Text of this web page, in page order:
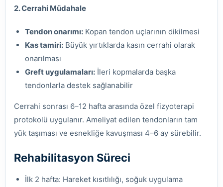
2. Cerrahi Müdahale
Tendon onarımı: Kopan tendon uçlarının dikilmesi
Kas tamiri: Büyük yırtıklarda kasın cerrahi olarak
onarılması
Greft uygulamaları: İleri kopmalarda başka
tendonlarla destek sağlanabilir
Cerrahi sonrası 6–12 hafta arasında özel fizyoterapi
protokolü uygulanır. Ameliyat edilen tendonların tam
yük taşıması ve esnekliğe kavuşması 4–6 ay sürebilir.
Rehabilitasyon Süreci
İlk 2 hafta: Hareket kısıtlılığı, soğuk uygulama